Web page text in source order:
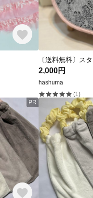
2,000円
hashuma
(1)
PR